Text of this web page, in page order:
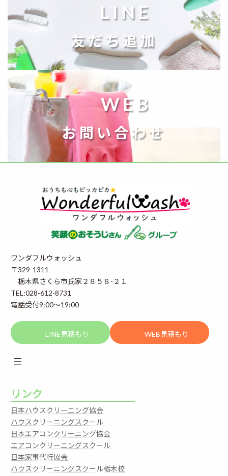
LINE
友だち追加
WEB
お問い合わせ
ワンダフルウォッシュ
〒329-1311
栃木県さくら市氏家２８５８-２１
TEL:028-612-8731
電話受付9:00～19:00
LINE見積もり WEB見積もり
リンク
日本ハウスクリーニング協会
ハウスクリーニングスクール
日本エアコンクリーニング協会
エアコンクリーニングスクール
日本家事代行協会
ハウスクリーニングスクール栃木校